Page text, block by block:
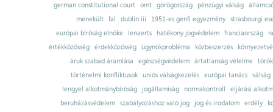
german constitutional court
omt görögország pénzügyi válság
menekült
fal dublin iii 1951-es genfi egyezmény
strasbourgi
európai bíróság elnöke
lenaerts hatékony jogvédelem franciaország
értékközösség
érdekközösség ügynökprobléma közbeszerzés
áruk szabad áramlása
egészségvédelem ártatlanság vélelme
történelmi konfliktusok uniós válságkezelés európai tanács válság
lengyel alkotmánybíróság
jogállamiság normakontroll
eljárási
beruházásvédelem
szabályozáshoz való jog jog és irodalom erdély